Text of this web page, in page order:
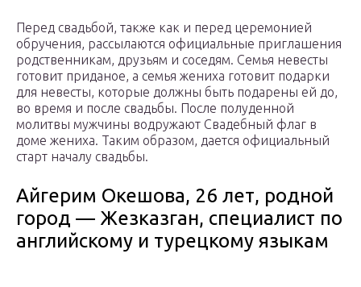
Перед свадьбой, также как и перед церемонией
обручения, рассылаются официальные приглашения
родственникам, друзьям и соседям. Семья невесты
готовит приданое, а семья жениха готовит подарки
для невесты, которые должны быть подарены ей до,
во время и после свадьбы. После полуденной
молитвы мужчины водружают Свадебный флаг в
доме жениха. Таким образом, дается официальный
старт началу свадьбы.
Айгерим Окешова, 26 лет, родной
город — Жезказган, специалист по
английскому и турецкому языкам